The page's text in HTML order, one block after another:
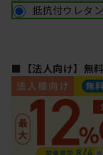
抵抗付ウレタ
■【法人向け】無